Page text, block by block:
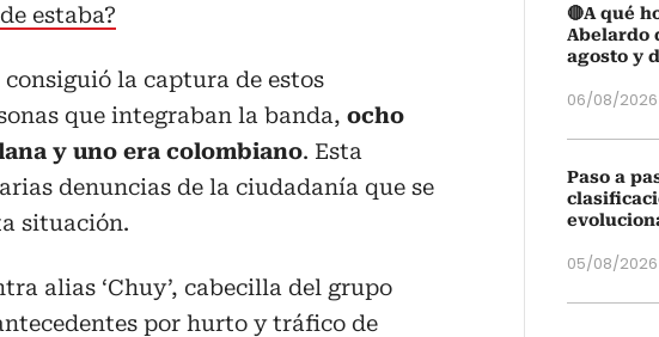
estaba?
la captura de estos
que integraban la banda, ocho
y uno era colombiano. Esta
denuncias de la ciudadanía que se
situación.
alias ‘Chuy’, cabecilla del grupo
por hurto y tráfico de
🔴A qué
Abelardo
agosto y
06/08/2026
Paso a
05/08/2026